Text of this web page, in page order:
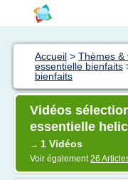
Accueil > Thèmes &
essentielle bienfaits
bienfaits
Vidéos
essentielle
→ 1 Vidéos
Voir également26